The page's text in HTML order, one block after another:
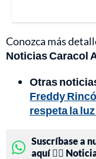
Conozca más
Noticias Caracol
Otras
Freddy
respeta la
Suscríbase a
aquí 👉🏻